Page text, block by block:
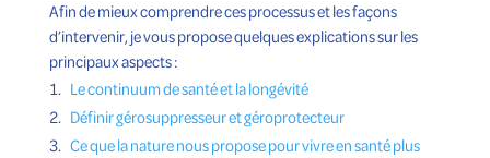
Afin de mieux comprendre ces processus et les façons
d’intervenir, je vous propose quelques explications sur les
principaux aspects :
Le continuum de santé et la longévité
Définir gérosuppresseur et géroprotecteur
Ce que la nature nous propose pour vivre en santé plus